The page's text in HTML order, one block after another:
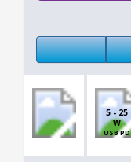
5 - 25
W
USB PD